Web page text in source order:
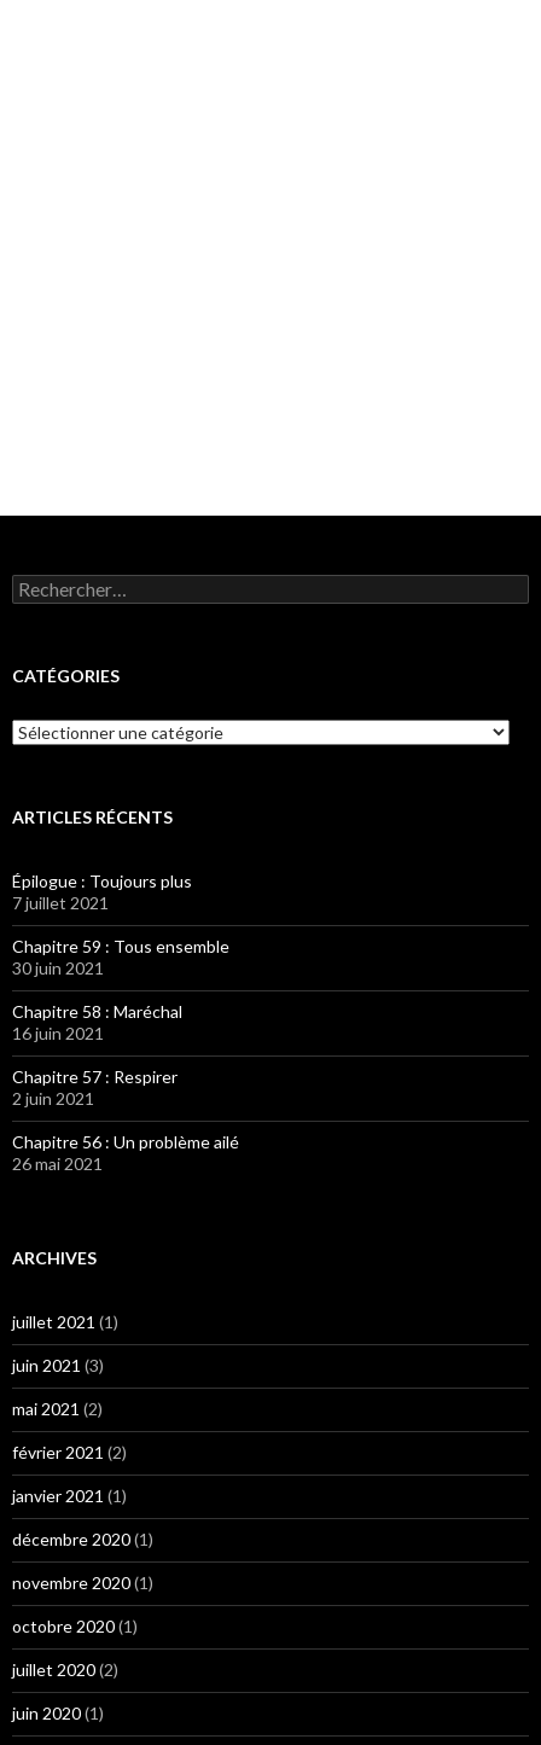
Rechercher :
CATÉGORIES
Catégories
ARTICLES RÉCENTS
Épilogue : Toujours plus
7 juillet 2021
Chapitre 59 : Tous ensemble
30 juin 2021
Chapitre 58 : Maréchal
16 juin 2021
Chapitre 57 : Respirer
2 juin 2021
Chapitre 56 : Un problème ailé
26 mai 2021
ARCHIVES
juillet 2021 (1)
juin 2021 (3)
mai 2021 (2)
février 2021 (2)
janvier 2021 (1)
décembre 2020(1)
novembre 2020(1)
octobre 2020(1)
juillet 2020(2)
juin 2020(1)